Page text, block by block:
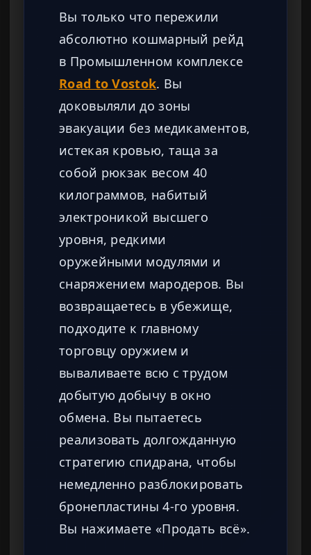
Вы только что пережили
абсолютно кошмарный рейд
в Промышленном комплексе
Road to Vostok. Вы
доковыляли до зоны
эвакуации без медикаментов,
истекая кровью, таща за
собой рюкзак весом 40
килограммов, набитый
электроникой высшего
уровня, редкими
оружейными модулями и
снаряжением мародеров. Вы
возвращаетесь в убежище,
подходите к главному
торговцу оружием и
вываливаете всю с трудом
добытую добычу в окно
обмена. Вы пытаетесь
реализовать долгожданную
стратегию спидрана, чтобы
немедленно разблокировать
бронепластины 4-го уровня.
Вы нажимаете «Продать всё».